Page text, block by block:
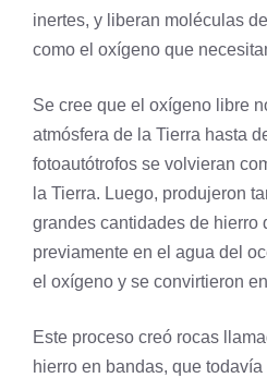
inertes, y liberan moléculas
como el oxígeno que
Se cree que el oxígeno libre
atmósfera de la Tierra hasta
fotoautótrofos se volvieran
la Tierra. Luego, produjeron
grandes cantidades de hierro
previamente en el agua del
el oxígeno y se convirtieron
Este proceso creó rocas
hierro en bandas, que